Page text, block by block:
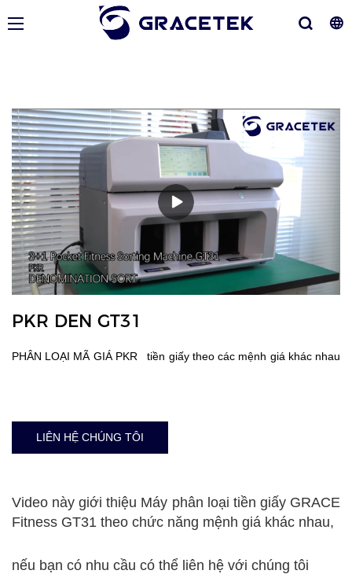
PKR DEN GT31
PHÂN LOẠI MÃ GIÁ PKR tiền giấy theo các mệnh giá khác nhau
LIÊN HỆ CHÚNG TÔI
Video này giới thiệu Máy phân loại tiền giấy GRACE
Fitness GT31 theo chức năng mệnh giá khác nhau,
nếu bạn có nhu cầu có thể liên hệ với chúng tôi